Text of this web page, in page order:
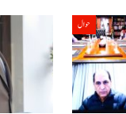
حوال